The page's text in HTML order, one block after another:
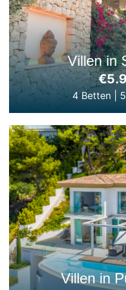
Villen in
4 Betten
Villen in